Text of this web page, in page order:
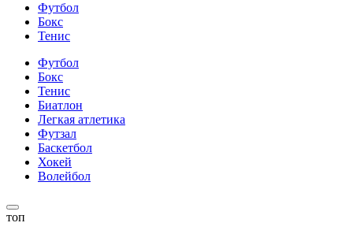
Футбол
Бокс
Тенис
Футбол
Бокс
Тенис
Биатлон
Легкая атлетика
Футзал
Баскетбол
Хокей
Волейбол
топ